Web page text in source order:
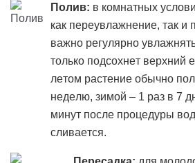
Полив: в комнатных
как переувлажнение, так и
важно регулярно
только подсохнет верхний
летом растение обычно
неделю, зимой – 1 раз в 7
минут после процедуры
сливается.